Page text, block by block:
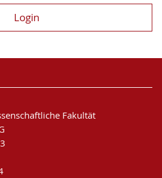
Fakultät